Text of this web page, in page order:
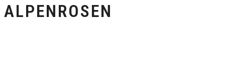
ALPENROSEN